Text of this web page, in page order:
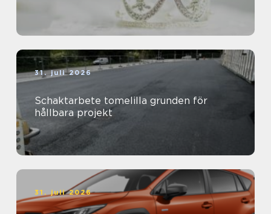
31. juli 2026
Schaktarbete tomelilla grunden för
hållbara projekt
31. juli 2026